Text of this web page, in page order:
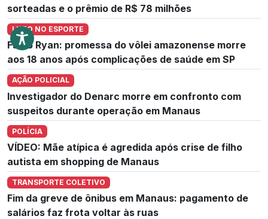
sorteadas e o prêmio de R$ 78 milhões
LUTO NO ESPORTE
Fábio Ryan: promessa do vôlei amazonense morre
aos 18 anos após complicações de saúde em SP
AÇÃO POLICIAL
Investigador do Denarc morre em confronto com
suspeitos durante operação em Manaus
POLÍCIA
VÍDEO: Mãe atípica é agredida após crise de filho
autista em shopping de Manaus
TRANSPORTE COLETIVO
Fim da greve de ônibus em Manaus: pagamento de
salários faz frota voltar às ruas